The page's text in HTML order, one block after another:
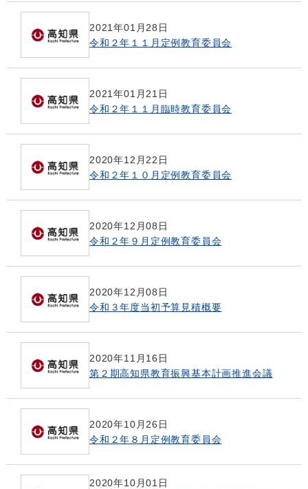
2021年01月28日
令和２年１１月定例教育委員会
2021年01月21日
令和２年１１月臨時教育委員会
2020年12月22日
令和２年１０月定例教育委員会
2020年12月08日
令和２年９月定例教育委員会
2020年12月08日
令和３年度当初予算見積概要
2020年11月16日
第２期高知県教育振興基本計画推進会議
2020年10月26日
令和２年８月定例教育委員会
2020年10月01日